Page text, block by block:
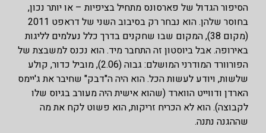
הסיפור הגדול של פארסונס מתחיל בציפיות – או יותר נכון,
בחוסר שלהן. הוא נבחר רק בסיבוב השני של דראפט 2011
(מקום 38), המקום שבו שחקנים בדרך כלל נעלמים לליגות
באירופה. אבל ביוסטון זה התחבר מיד. הוא נכנס למשבצת של
הפורוורד המודרני המושלם: גבוה (2.06), מוביל כדור, קולע
שלשות, ויודע לעשות הכל. הוא היה ה"דבק" שחיבר את ג'יימס
הארדן ודווייט הווארד (שהוא אישית היה מעורב בגיוס שלו
לקבוצה). הוא לא הכריח זריקות, הוא פשוט לקח את מה
שההגנה נתנה.